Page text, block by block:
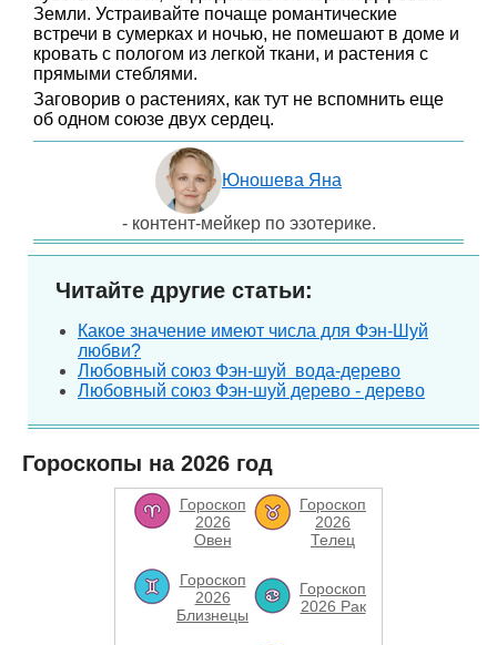
Земли. Устраивайте почаще романтические
встречи в сумерках и ночью, не помешают в доме и
кровать с пологом из легкой ткани, и растения с
прямыми стеблями.
Заговорив о растениях, как тут не вспомнить еще
об одном союзе двух сердец.
Юношева Яна
- контент-мейкер по эзотерике.
Читайте другие статьи:
Какое значение имеют числа для Фэн-Шуй
любви?
Любовный союз Фэн-шуй вода-дерево
Любовный союз Фэн-шуй дерево - дерево
Гороскопы на 2026 год
Гороскоп
2026
Овен
Гороскоп
2026
Телец
Гороскоп
2026
Близнецы
Гороскоп
2026 Рак